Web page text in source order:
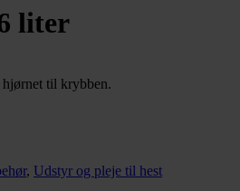
liter
hjørnet til krybben.
, Udstyr og pleje til hest